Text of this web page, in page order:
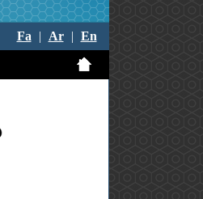
Fa|Ar|En